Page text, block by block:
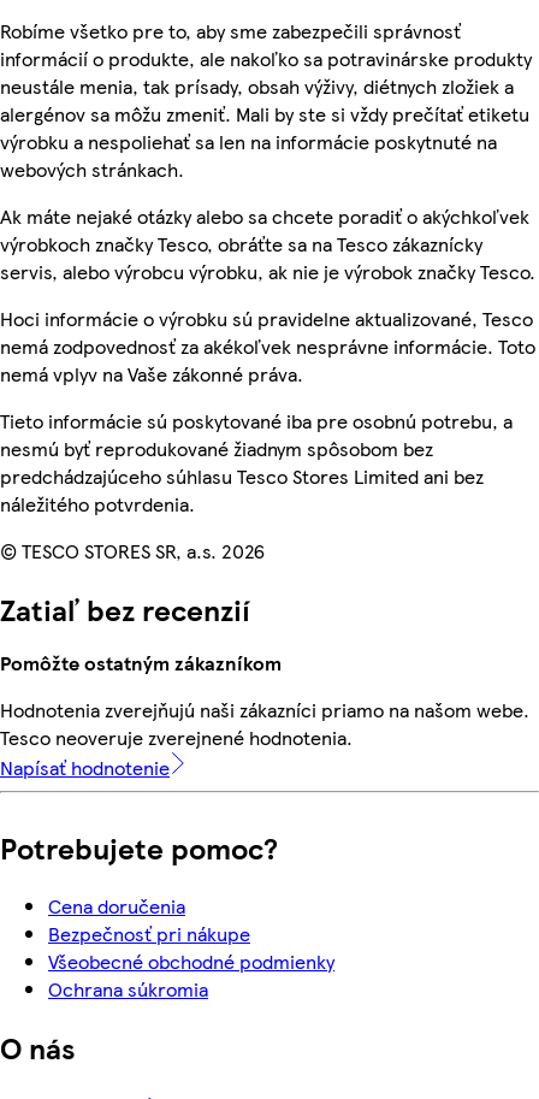
Robíme všetko pre to, aby sme zabezpečili správnosť
informácií o produkte, ale nakoľko sa potravinárske produkty
neustále menia, tak prísady, obsah výživy, diétnych zložiek a
alergénov sa môžu zmeniť. Mali by ste si vždy prečítať etiketu
výrobku a nespoliehať sa len na informácie poskytnuté na
webových stránkach.
Ak máte nejaké otázky alebo sa chcete poradiť o akýchkoľvek
výrobkoch značky Tesco, obráťte sa na Tesco zákaznícky
servis, alebo výrobcu výrobku, ak nie je výrobok značky Tesco.
Hoci informácie o výrobku sú pravidelne aktualizované, Tesco
nemá zodpovednosť za akékoľvek nesprávne informácie. Toto
nemá vplyv na Vaše zákonné práva.
Tieto informácie sú poskytované iba pre osobnú potrebu, a
nesmú byť reprodukované žiadnym spôsobom bez
predchádzajúceho súhlasu Tesco Stores Limited ani bez
náležitého potvrdenia.
© TESCO STORES SR, a.s. 2026
Zatiaľ bez recenzií
Pomôžte ostatným zákazníkom
Hodnotenia zverejňujú naši zákazníci priamo na našom webe.
Tesco neoveruje zverejnené hodnotenia.
Napísať hodnotenie
Potrebujete pomoc?
Cena doručenia
Bezpečnosť pri nákupe
Všeobecné obchodné podmienky
Ochrana súkromia
O nás